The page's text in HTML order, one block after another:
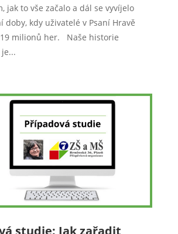
jak to vše začalo a dál se vyvíjelo
doby, kdy uživatelé v Psaní Hravě
milionů her. Naše historie